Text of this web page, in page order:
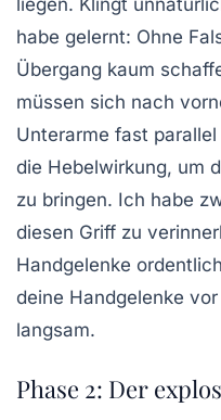
habe gelernt: Ohne
Übergang kaum
müssen sich nach
Unterarme fast
die Hebelwirkung, um
zu bringen. Ich habe
diesen Griff zu
Handgelenke
deine Handgelenke
langsam.
Phase 2: Der